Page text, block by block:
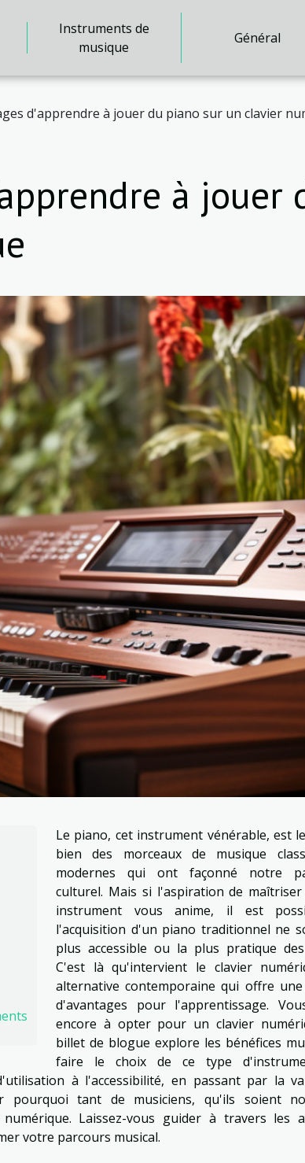
Instruments de
musique
Général
d'apprendre à jouer du piano sur un clavier
à jouer
Le piano, cet instrument vénérable, est
bien des morceaux de musique
modernes qui ont façonné notre
culturel. Mais si l'aspiration de
instrument vous anime, il est
l'acquisition d'un piano traditionnel ne
plus accessible ou la plus pratique
C'est là qu'intervient le clavier
alternative contemporaine qui offre
d'avantages pour l'apprentissage.
encore à opter pour un clavier
billet de blogue explore les bénéfices
faire le choix de ce type
à l'accessibilité, en passant par la
pourquoi tant de musiciens, qu'ils soient
Laissez-vous guider à travers les
votre parcours musical.